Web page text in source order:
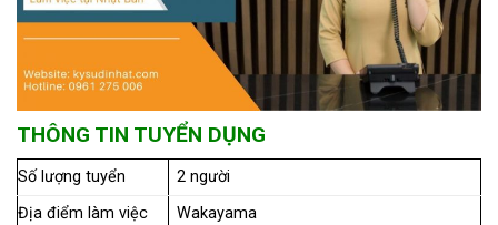
THÔNG TIN TUYỂN DỤNG
Số lượng tuyển
2 người
Địa điểm làm việc
Wakayama